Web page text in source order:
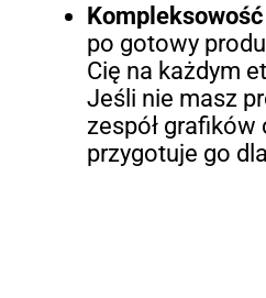
Kompleksowość
po gotowy
Cię na każdym
Jeśli nie masz
zespół grafików
przygotuje go